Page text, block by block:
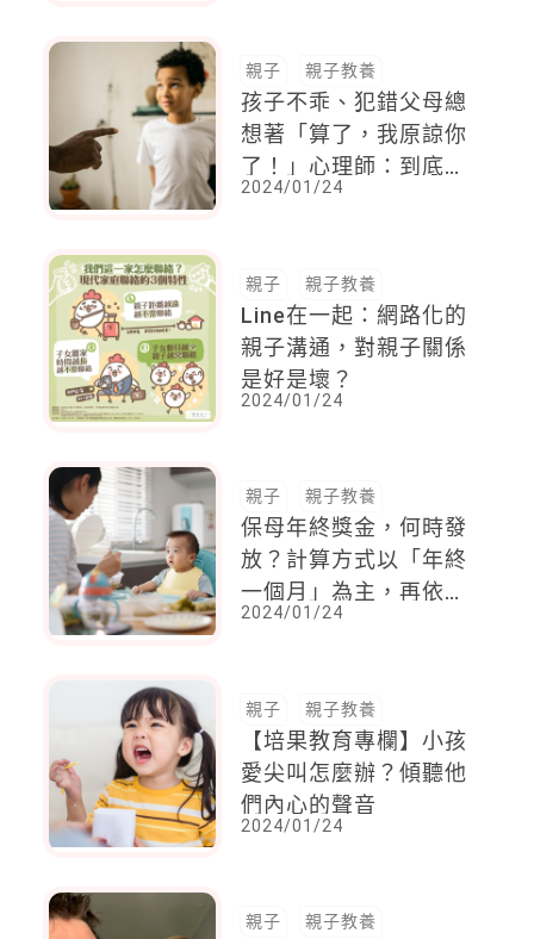
親子 親子教養
孩子不乖、犯錯父母總
想著「算了，我原諒你
了！」心理師：到底誰
原諒誰更多？還很難說
2024/01/24
親子 親子教養
Line在一起：網路化的
親子溝通，對親子關係
是好是壞？
2024/01/24
親子 親子教養
保母年終獎金，何時發
放？計算方式以「年終
一個月」為主，再依月
／年比例去核算
2024/01/24
親子 親子教養
【培果教育專欄】小孩
愛尖叫怎麼辦？傾聽他
們內心的聲音
2024/01/24
親子 親子教養